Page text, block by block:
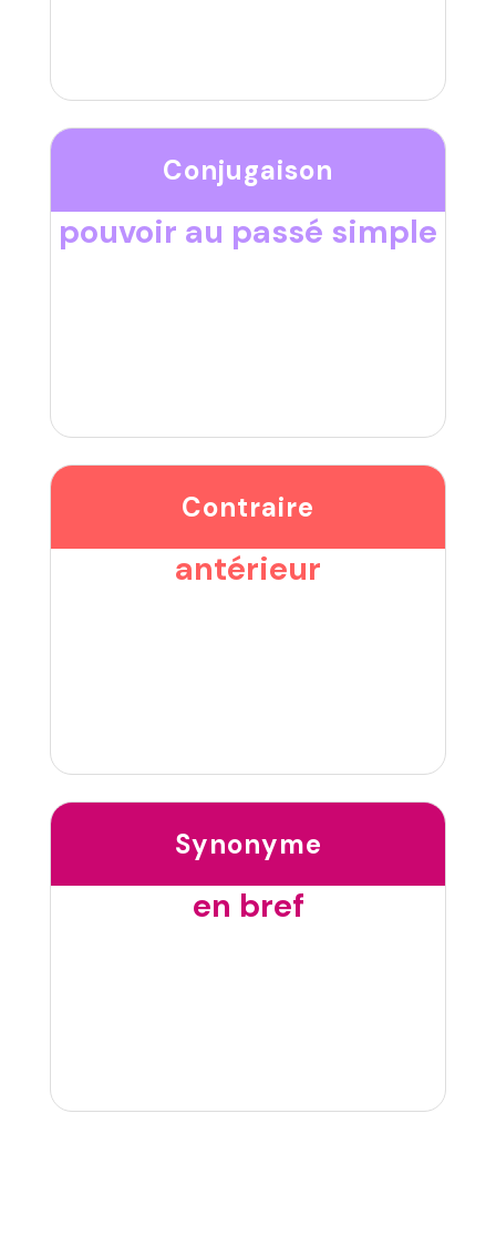
Conjugaison
pouvoir au passé simple
Contraire
antérieur
Synonyme
en bref